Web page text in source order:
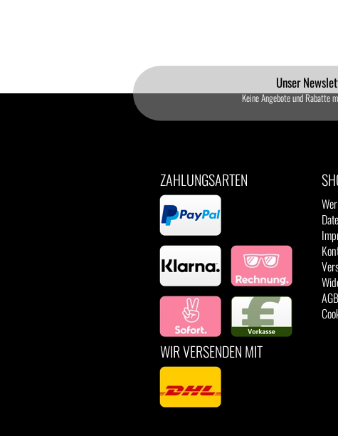
Unser
Keine Angebote und Rabatte
ZAHLUNGSARTEN
WIR VERSENDEN MIT
AGB